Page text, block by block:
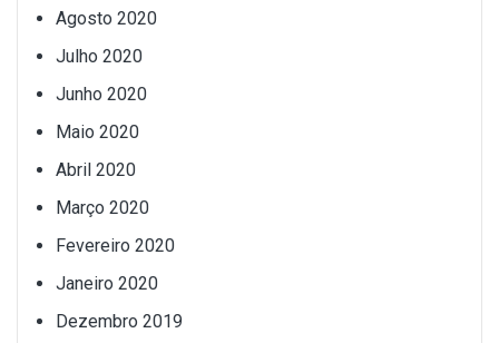
Agosto 2020
Julho 2020
Junho 2020
Maio 2020
Abril 2020
Março 2020
Fevereiro 2020
Janeiro 2020
Dezembro 2019